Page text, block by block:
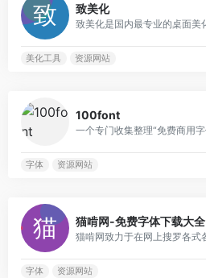
致美化
美化工具 资源网站
100font
字体 资源网站
猫啃网-免费字体下载大全
字体 资源网站